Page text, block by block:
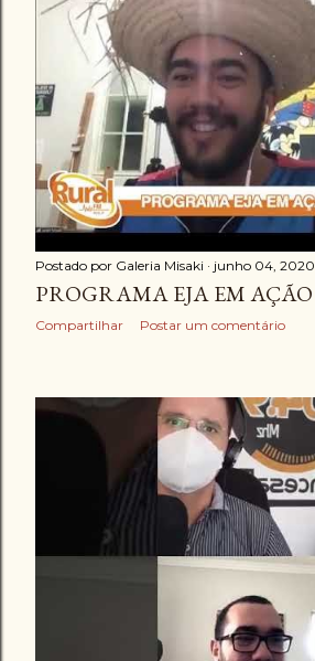
Postado por Galeria Misaki junho 04, 2020
PROGRAMA EJA EM AÇÃO
Compartilhar Postar um comentário